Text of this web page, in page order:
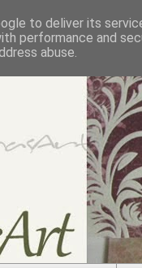
to deliver its
performance and
abuse.